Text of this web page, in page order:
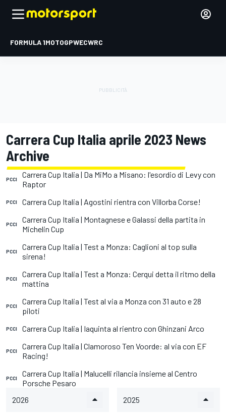
FORMULA 1MOTOGPWECWRC
Carrera Cup Italia aprile 2023 News
Archive
PCCI
Carrera Cup Italia | Da MiMo a Misano: l'esordio di Levy con
Raptor
PCCI Carrera Cup Italia | Agostini rientra con Villorba Corse!
PCCI
Carrera Cup Italia | Montagnese e Galassi della partita in
Michelin Cup
PCCI
Carrera Cup Italia | Test a Monza: Caglioni al top sulla
sirena!
PCCI
Carrera Cup Italia | Test a Monza: Cerqui detta il ritmo della
mattina
PCCI
Carrera Cup Italia | Test al via a Monza con 31 auto e 28
piloti
PCCI Carrera Cup Italia | Iaquinta al rientro con Ghinzani Arco
PCCI
Carrera Cup Italia | Clamoroso Ten Voorde: al via con EF
Racing!
PCCI
Carrera Cup Italia | Malucelli rilancia insieme al Centro
Porsche Pesaro
2026
2025